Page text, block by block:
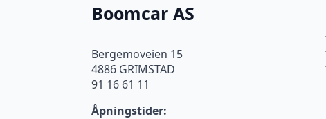
Boomcar AS
Bergemoveien 15
4886 GRIMSTAD
91 16 61 11
Åpningstider: